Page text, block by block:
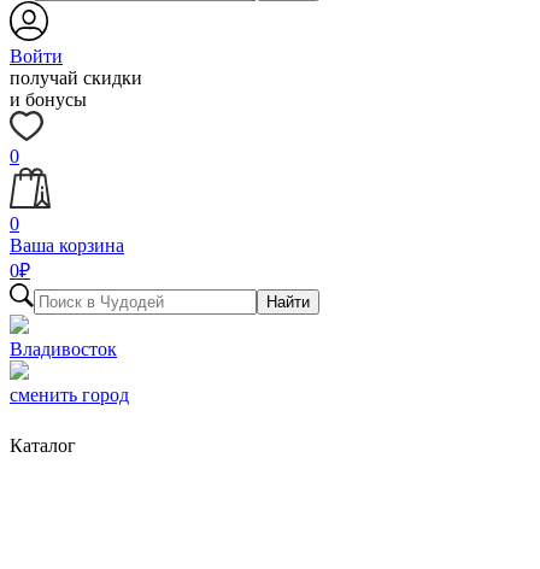
Войти
получай скидки
и бонусы
0
0
Ваша корзина
0₽
Найти
Владивосток
сменить город
Каталог